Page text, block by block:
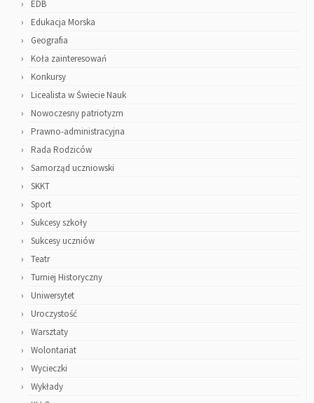
EDB
Edukacja Morska
Geografia
Koła zainteresowań
Konkursy
Licealista w Świecie Nauk
Nowoczesny patriotyzm
Prawno-administracyjna
Rada Rodziców
Samorząd uczniowski
SKKT
Sport
Sukcesy szkoły
Sukcesy uczniów
Teatr
Turniej Historyczny
Uniwersytet
Uroczystość
Warsztaty
Wolontariat
Wycieczki
Wykłady